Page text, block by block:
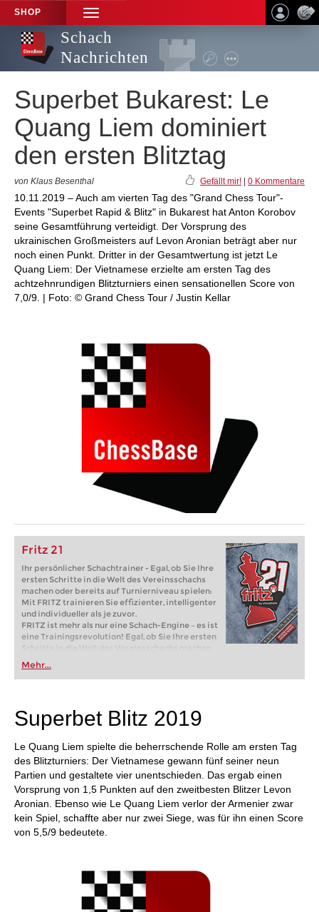
SHOP
TOGGLE
NAVIGATION
Schach
Nachrichten
Superbet Bukarest: Le
Quang Liem dominiert
den ersten Blitztag
von Klaus Besenthal Gefällt mir! 0 Kommentare
10.11.2019 – Auch am vierten Tag des "Grand Chess Tour"-
Events "Superbet Rapid & Blitz" in Bukarest hat Anton Korobov
seine Gesamtführung verteidigt. Der Vorsprung des
ukrainischen Großmeisters auf Levon Aronian beträgt aber nur
noch einen Punkt. Dritter in der Gesamtwertung ist jetzt Le
Quang Liem: Der Vietnamese erzielte am ersten Tag des
achtzehnrundigen Blitzturniers einen sensationellen Score von
7,0/9. | Foto: © Grand Chess Tour / Justin Kellar
Fritz 21
Ihr persönlicher Schachtrainer - Egal, ob Sie Ihre
ersten Schritte in die Welt des Vereinsschachs
machen oder bereits auf Turnierniveau spielen:
Mit FRITZ trainieren Sie effizienter, intelligenter
und individueller als je zuvor.
FRITZ ist mehr als nur eine Schach-Engine – es ist
eine Trainingsrevolution! Egal, ob Sie Ihre ersten
Schritte in die Welt des Vereinsschachs machen
oder bereits auf Turnierniveau spielen: Mit
FRITZ trainieren Sie effizienter, intelligenter und
individueller als je zuvor.
Mehr...
Superbet Blitz 2019
Le Quang Liem spielte die beherrschende Rolle am ersten Tag
des Blitzturniers: Der Vietnamese gewann fünf seiner neun
Partien und gestaltete vier unentschieden. Das ergab einen
Vorsprung von 1,5 Punkten auf den zweitbesten Blitzer Levon
Aronian. Ebenso wie Le Quang Liem verlor der Armenier zwar
kein Spiel, schaffte aber nur zwei Siege, was für ihn einen Score
von 5,5/9 bedeutete.